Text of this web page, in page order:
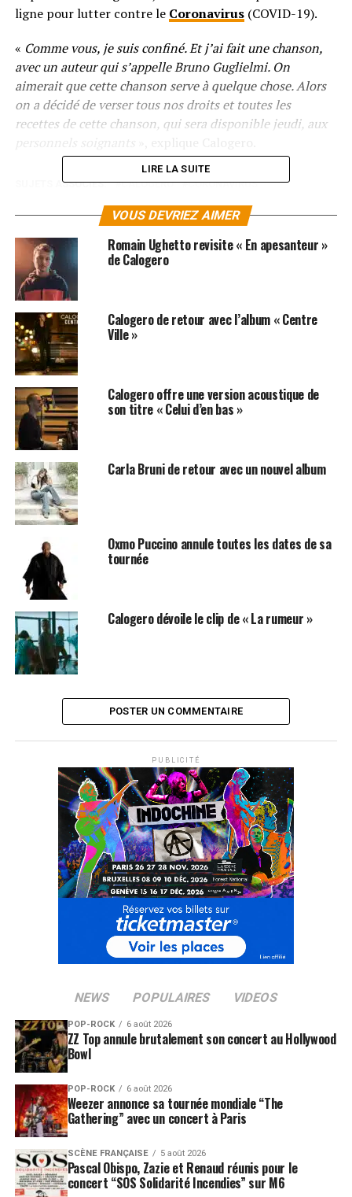
ligne pour lutter contre le Coronavirus(COVID-19).
« Comme vous, je suis confiné. Et j’ai fait une chanson,
avec un auteur qui s’appelle Bruno Guglielmi. On
aimerait que cette chanson serve à quelque chose. Alors
on a décidé de verser tous nos droits et toutes les
recettes de cette chanson, qui sera disponible jeudi, aux
SUJETS ASSOCIÉS: CALOGERO CORONAVIRUS
LIRE LA SUITE
VOUS DEVRIEZ AIMER
Romain Ughetto revisite « En apesanteur »
de Calogero
Calogero de retour avec l’album « Centre
Ville »
Calogero offre une version acoustique de
son titre « Celui d’en bas »
Carla Bruni de retour avec un nouvel album
Oxmo Puccino annule toutes les dates de sa
tournée
Calogero dévoile le clip de « La rumeur »
POSTER UN COMMENTAIRE
PUBLICITÉ
NEWS POPULAIRES VIDEOS
POP-ROCK 6 août 2026
ZZ Top annule brutalement son concert au Hollywood
Bowl
POP-ROCK 6 août 2026
Weezer annonce sa tournée mondiale “The
Gathering” avec un concert à Paris
SCÈNE FRANÇAISE 5 août 2026
Pascal Obispo, Zazie et Renaud réunis pour le
concert “SOS Solidarité Incendies” sur M6